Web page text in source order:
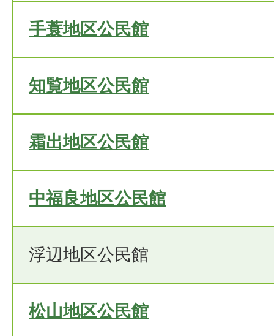
手蓑地区公民館
知覧地区公民館
霜出地区公民館
中福良地区公民館
浮辺地区公民館
松山地区公民館